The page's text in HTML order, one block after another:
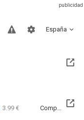
España
3.99 € Compra: SD